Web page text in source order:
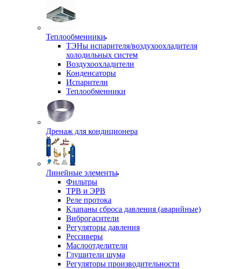
Теплообменники
ТЭНы испарителя/воздухоохладителя
холодильных систем
Воздухоохладители
Конденсаторы
Испарители
Теплообменники
Дренаж для кондиционера
Линейные элементы
Фильтры
ТРВ и ЭРВ
Реле протока
Клапаны сброса давления (аварийные)
Виброгасители
Регуляторы давления
Рессиверы
Маслоотделители
Глушители шума
Регуляторы производительности